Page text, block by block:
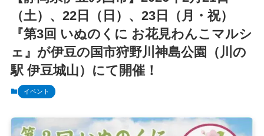
（土）、22日（日）、23日（月・祝）
『第3回 いぬのくに お花見わんこマルシ
ェ』が伊豆の国市狩野川神島公園（川の
駅 伊豆城山）にて開催！
イベント